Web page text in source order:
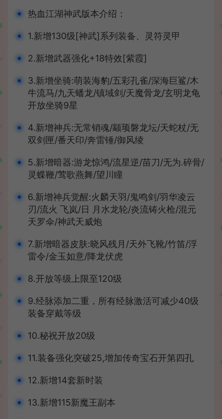
热血江湖神武版本介绍：
1.新增130级[神武]系列装备、灵符灵甲
2.新增武器强化+18特效[紫霞]
3.新增坐骑:萌装海豹/五彩孔雀/深海巨鲨/木
牛流马/九天蟠龙/镇域剑/天魔骨龙/玄明龙龟
开放坐骑9星
4.新增神兵:无常销魂/颛顼磐龙坛/天蛇杖/无
双剑匣/番天印/奔雷锤/御风绫
5.新增暗器:游龙惊鸿/流星逆/苗刀/无为.碎骨/
灵蝶鞭/莺歌燕舞/望川瞳
6.新增神兵觉醒:火麟天羽/鬼鸣剑/羽华凌云
刃/流火 飞岚/日 月水龙轮/炎流铸火枪/混元
天罗伞/神武天威炮
7.新增暗器皮肤:晓风残月/天外飞靴/竹笛/浮
雷令/金玉如意/降龙伏虎
8.开放等级上限至120级
9.经脉添加二重，所有经脉激活可减少40级
装备穿戴等级
10.秘祝开放20级
11.装备强化突破25,增加传奇宝石开第四孔
12.新增14套新时装
13.新增115新魔王副本